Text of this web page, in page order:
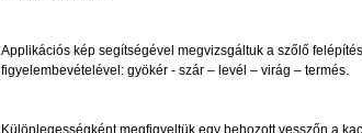
Applikációs kép segítségével megvizsgáltuk a szőlő
figyelembevételével: gyökér - szár – levél – virág – termés.
Különlegességként megfigyeltük egy behozott vesszőn a